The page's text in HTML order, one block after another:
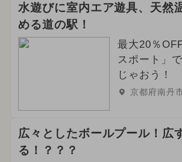
水遊びに室内エア遊具、天然
める道の駅！
最大20％
スポート」
じゃおう！
京都府南丹
広々としたボールプール！広
る！？？？